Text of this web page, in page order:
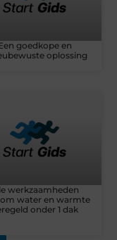
goedkope en
oplossing
werkzaamheden
water en warmte
onder 1 dak